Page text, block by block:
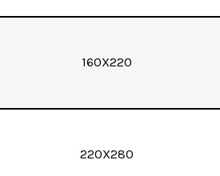
160X220
220X280